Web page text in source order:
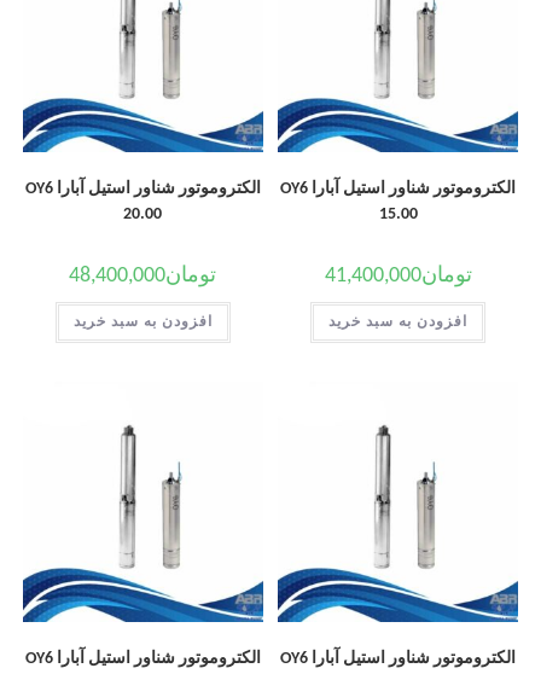
الکتروموتور شناور استیل آبارا OY6
15.00
تومان41,400,000
افزودن به سبد خرید
الکتروموتور شناور استیل آبارا OY6
20.00
تومان48,400,000
افزودن به سبد خرید
الکتروموتور شناور استیل آبارا OY6
الکتروموتور شناور استیل آبارا OY6